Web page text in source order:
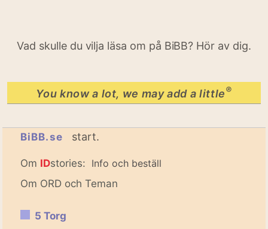
Vad skulle du vilja läsa om på BiBB? Hör av dig.
You know a lot, we may add a little®
BiBB.se start.
Om IDstories: Info och beställ
Om ORD och Teman
5 Torg